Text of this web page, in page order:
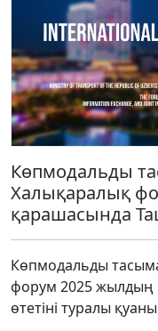
Көпмодальды
Халықаралық
қарашасында
Көпмодальды
форум 2025 жылдың
өтетіні туралы